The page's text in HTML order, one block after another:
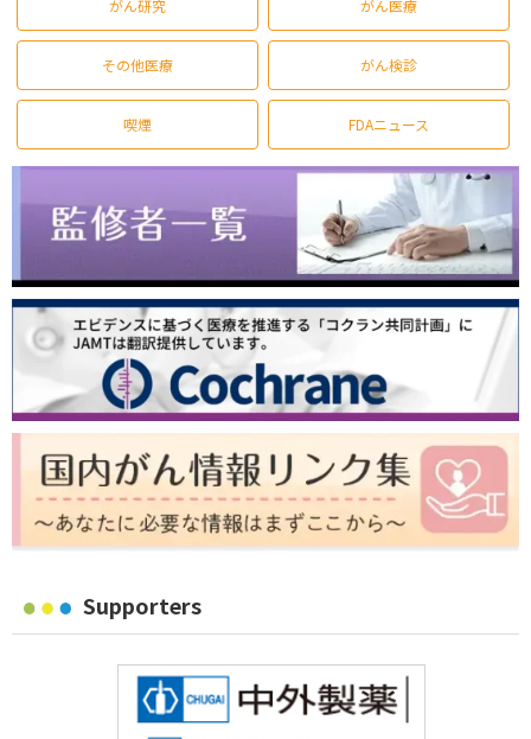
がん研究 がん医療
その他医療 がん検診
喫煙 FDAニュース
Supporters